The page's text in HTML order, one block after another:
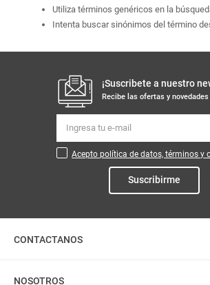
Utiliza términos genéricos en la
Intenta buscar sinónimos del término
¡Suscribete a nuestro
Recibe las ofertas y
Acepto política de datos, términos y
Suscribirme
CONTACTANOS
Atención telefónica
NOSOTROS